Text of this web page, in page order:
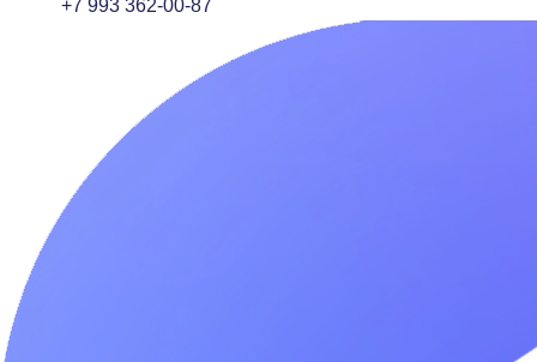
+7 993 362-00-87